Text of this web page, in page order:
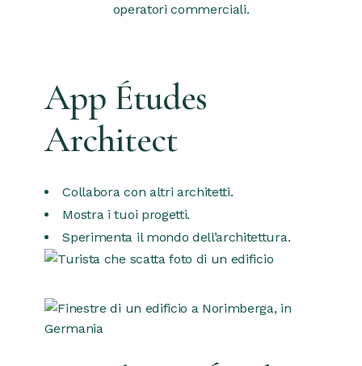
operatori commerciali.
App Études
Architect
Collabora con altri architetti.
Mostra i tuoi progetti.
Sperimenta il mondo dell’architettura.